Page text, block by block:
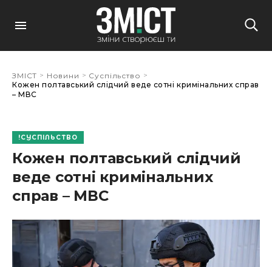
ЗМІСТ > Новини > Суспільство >
Кожен полтавський слідчий веде сотні кримінальних справ
– МВС
СУСПІЛЬСТВО
Кожен полтавський слідчий
веде сотні кримінальних
справ – МВС